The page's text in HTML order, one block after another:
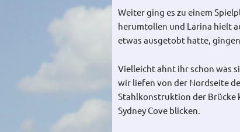
Weiter ging es zu einem
herumtollen und Larina hielt
etwas ausgetobt hatte,
Vielleicht ahnt ihr schon was
wir liefen von der Nordseite
Stahlkonstruktion der Brücke
Sydney Cove blicken.